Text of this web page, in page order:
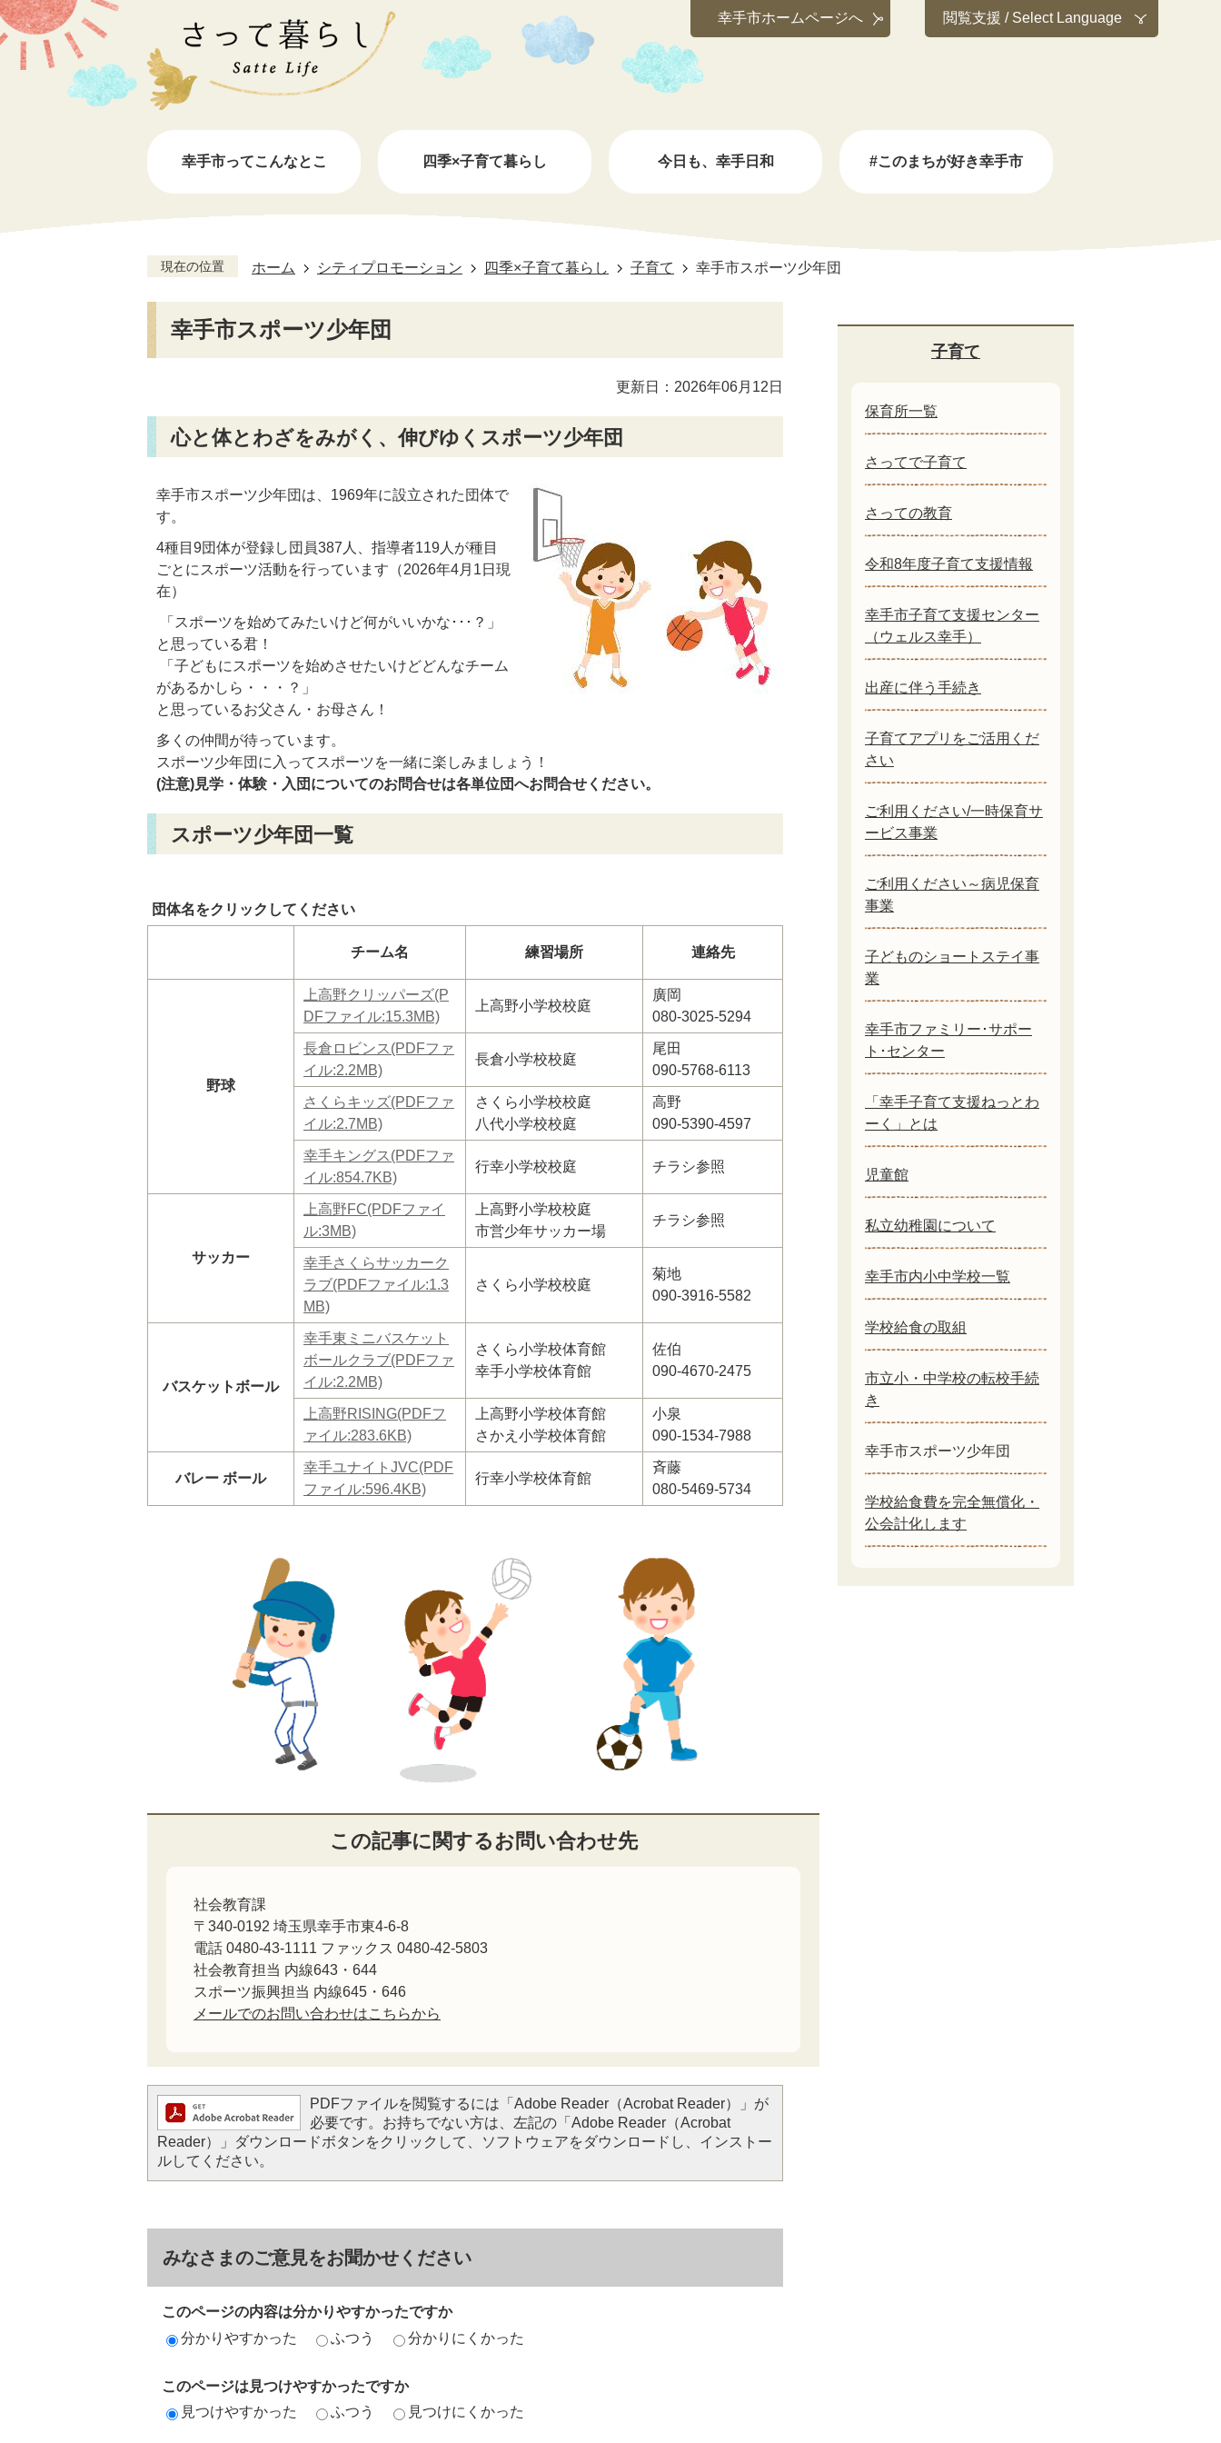
幸手市ホームページへ 閲覧支援 / Select Language
幸手市ってこんなとこ 四季×子育て暮らし 今日も、幸手日和 #このまちが好き幸手市
現在の位置 ホーム シティプロモーション 四季×子育て暮らし 子育て 幸手市スポーツ少年団
幸手市スポーツ少年団
更新日：2026年06月12日
心と体とわざをみがく、伸びゆくスポーツ少年団
幸手市スポーツ少年団は、1969年に設立された団体で
す。
4種目9団体が登録し団員387人、指導者119人が種目
ごとにスポーツ活動を行っています（2026年4月1日現
在）
「スポーツを始めてみたいけど何がいいかな･･･？」
と思っている君！
「子どもにスポーツを始めさせたいけどどんなチーム
があるかしら・・・？」
と思っているお父さん・お母さん！
多くの仲間が待っています。
スポーツ少年団に入ってスポーツを一緒に楽しみましょう！
(注意)見学・体験・入団についてのお問合せは各単位団へお問合せください。
スポーツ少年団一覧
団体名をクリックしてください
チーム名 練習場所 連絡先
野球
上高野クリッパーズ(P
DFファイル:15.3MB)
上高野小学校校庭
廣岡
080-3025-5294
長倉ロビンス(PDFファ
イル:2.2MB)
長倉小学校校庭
尾田
090-5768-6113
さくらキッズ(PDFファ
イル:2.7MB)
さくら小学校校庭
八代小学校校庭
高野
090-5390-4597
幸手キングス(PDFファ
イル:854.7KB)
行幸小学校校庭 チラシ参照
サッカー
上高野FC(PDFファイ
ル:3MB)
上高野小学校校庭
市営少年サッカー場
チラシ参照
幸手さくらサッカーク
ラブ(PDFファイル:1.3
MB)
さくら小学校校庭
菊地
090-3916-5582
バスケットボール
幸手東ミニバスケット
ボールクラブ(PDFファ
イル:2.2MB)
さくら小学校体育館
幸手小学校体育館
佐伯
090-4670-2475
上高野RISING(PDFフ
ァイル:283.6KB)
上高野小学校体育館
さかえ小学校体育館
小泉
090-1534-7988
バレー ボール
幸手ユナイトJVC(PDF
ファイル:596.4KB)
行幸小学校体育館
斉藤
080-5469-5734
この記事に関するお問い合わせ先
社会教育課
〒340-0192 埼玉県幸手市東4-6-8
電話 0480-43-1111 ファックス 0480-42-5803
社会教育担当 内線643・644
スポーツ振興担当 内線645・646
メールでのお問い合わせはこちらから
PDFファイルを閲覧するには「Adobe Reader（Acrobat Reader）」が
必要です。お持ちでない方は、左記の「Adobe Reader（Acrobat
Reader）」ダウンロードボタンをクリックして、ソフトウェアをダウンロードし、インストー
ルしてください。
みなさまのご意見をお聞かせください
このページの内容は分かりやすかったですか
分かりやすかった
ふつう 分かりにくかった
このページは見つけやすかったですか
見つけやすかった
ふつう 見つけにくかった
子育て
保育所一覧
さってで子育て
さっての教育
令和8年度子育て支援情報
幸手市子育て支援センター
（ウェルス幸手）
出産に伴う手続き
子育てアプリをご活用くだ
さい
ご利用ください/一時保育サ
ービス事業
ご利用ください～病児保育
事業
子どものショートステイ事
業
幸手市ファミリー･サポー
ト･センター
「幸手子育て支援ねっとわ
ーく」とは
児童館
私立幼稚園について
幸手市内小中学校一覧
学校給食の取組
市立小・中学校の転校手続
き
幸手市スポーツ少年団
学校給食費を完全無償化・
公会計化します